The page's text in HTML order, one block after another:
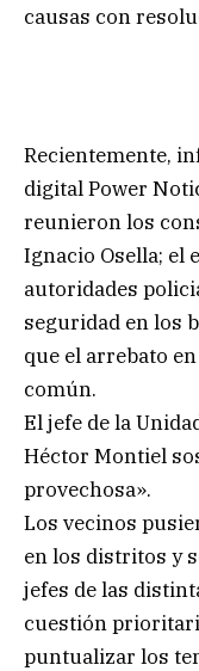
causas con
Recientemente,
digital Power
reunieron los
Ignacio Osella; el
autoridades
seguridad en los
que el arrebato
común.
El jefe de la
Héctor Montiel
provechosa».
Los vecinos
en los distritos y
jefes de las
cuestión
puntualizar los